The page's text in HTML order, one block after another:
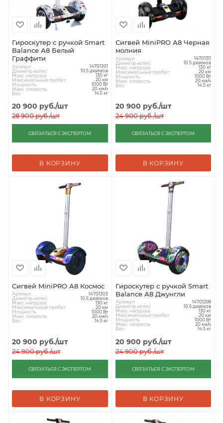
Гироскутер с ручкой Smart
Balance А8 Белый
Граффити
Артикул 14701301
Диаметр колес 10.5 дюймов
Макс. нагрузка 130 кг
Максимальный пробег 20 км
Мощность 1000 Вт
Макс. скорость 20 км/ч
Вес 14.5 кг
20 900 руб./шт
28 900руб./шт
СВЯЗАТЬСЯ С ЭКСПЕРТОМ
В КОРЗИНУ
Сигвей MiniPRO А8 Черная
молния
Артикул 14701311
Диаметр колес 10.5 дюймов
Макс. нагрузка 130 кг
Максимальный пробег 20 км
Мощность 1000 Вт
Макс. скорость 20 км/ч
Вес 14.5 кг
20 900 руб./шт
24 900руб./шт
СВЯЗАТЬСЯ С ЭКСПЕРТОМ
В КОРЗИНУ
Сигвей MiniPRO А8 Космос
Артикул 14701303
Диаметр колес 10.5 дюймов
Макс. нагрузка 130 кг
Максимальный пробег 20 км
Мощность 1000 Вт
Макс. скорость 20 км/ч
Вес 14.5 кг
20 900 руб./шт
24 900руб./шт
СВЯЗАТЬСЯ С ЭКСПЕРТОМ
В КОРЗИНУ
Гироскутер с ручкой Smart
Balance А8 Джунгли
Артикул 14701299
Диаметр колес 10.5 дюймов
Макс. нагрузка 130 кг
Максимальный пробег 20 км
Мощность 1000 Вт
Макс. скорость 20 км/ч
Вес 14.5 кг
20 900 руб./шт
24 900руб./шт
СВЯЗАТЬСЯ С ЭКСПЕРТОМ
В КОРЗИНУ